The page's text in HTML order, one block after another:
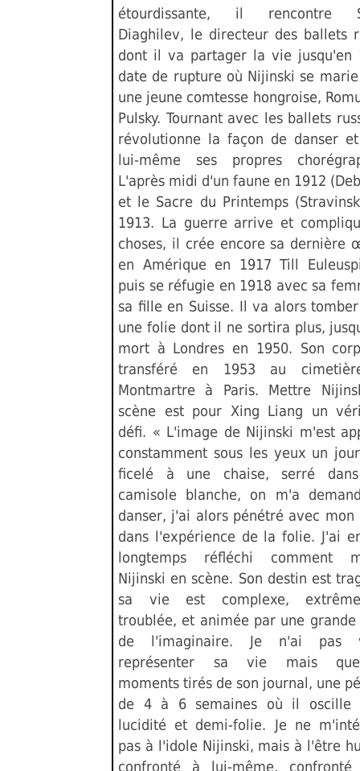
étourdissante, il rencontre
Diaghilev, le directeur des ballets
dont il va partager la vie jusqu'en
date de rupture où Nijinski se
une jeune comtesse hongroise,
Pulsky. Tournant avec les ballets
révolutionne la façon de danser
lui-même ses propres
L'après midi d'un faune en 1912
et le Sacre du Printemps
1913. La guerre arrive et
choses, il crée encore sa dernière
en Amérique en 1917 Till
puis se réfugie en 1918 avec sa
sa fille en Suisse. Il va alors
une folie dont il ne sortira plus,
mort à Londres en 1950. Son
transféré en 1953 au
Montmartre à Paris. Mettre
scène est pour Xing Liang un
défi. « L'image de Nijinski m'est
constamment sous les yeux un
ficelé à une chaise, serré
camisole blanche, on m'a
danser, j'ai alors pénétré avec mon
dans l'expérience de la folie. J'ai
longtemps réfléchi comment
Nijinski en scène. Son destin est
sa vie est complexe,
troublée, et animée par une grande
de l'imaginaire. Je n'ai pas
représenter sa vie mais
moments tirés de son journal, une
de 4 à 6 semaines où il oscille
lucidité et demi-folie. Je ne
pas à l'idole Nijinski, mais à l'être
confronté à lui-même,